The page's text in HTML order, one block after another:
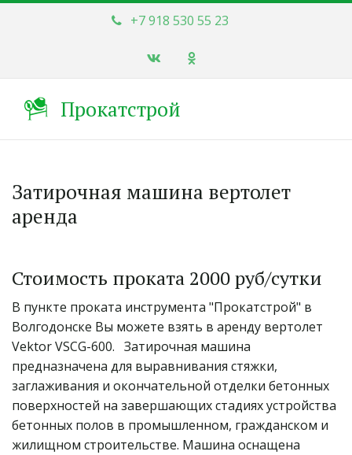
+7 918 530 55 23
Прокатстрой
Затирочная машина вертолет
аренда
Стоимость проката 2000 руб/сутки
В пункте проката инструмента "Прокатстрой" в
Волгодонске Вы можете взять в аренду вертолет
Vektor VSCG-600.   Затирочная машина
предназначена для выравнивания стяжки,
заглаживания и окончательной отделки бетонных
поверхностей на завершающих стадиях устройства
бетонных полов в промышленном, гражданском и
жилищном строительстве. Машина оснащена